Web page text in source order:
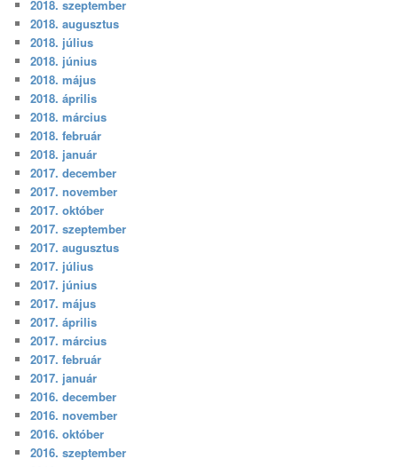
2018. szeptember
2018. augusztus
2018. július
2018. június
2018. május
2018. április
2018. március
2018. február
2018. január
2017. december
2017. november
2017. október
2017. szeptember
2017. augusztus
2017. július
2017. június
2017. május
2017. április
2017. március
2017. február
2017. január
2016. december
2016. november
2016. október
2016. szeptember